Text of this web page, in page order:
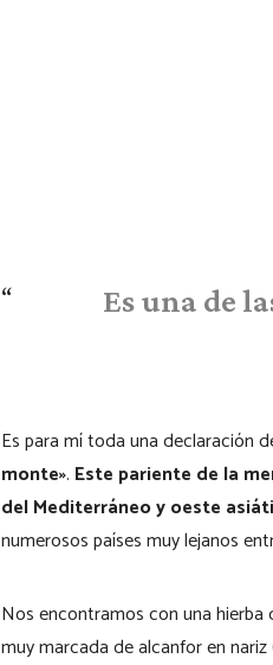
Es una de
Es para mí toda una declaración
monte». Este pariente de la
del Mediterráneo y oeste
numerosos países muy lejanos
Nos encontramos con una
muy marcada de alcanfor en